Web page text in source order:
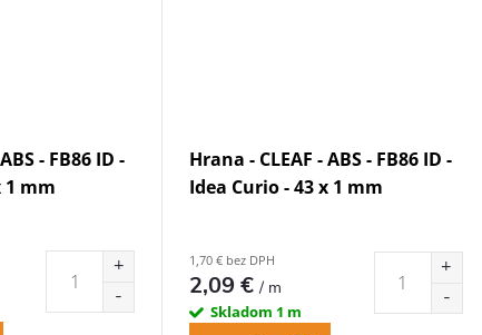
- FB86 ID -
1 mm
Hrana - CLEAF - ABS - FB86 ID -
Idea Curio - 43 x 1 mm
1,70 € bez DPH
2,09 €/ m
Skladom 1 m